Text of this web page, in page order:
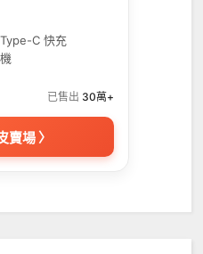
C 快充
已售出 30萬+
賣場 〉